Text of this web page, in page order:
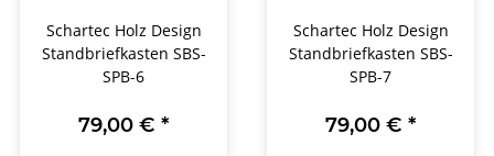
Schartec Holz Design
Standbriefkasten SBS-
SPB-6
79,00 € *
Schartec Holz Design
Standbriefkasten SBS-
SPB-7
79,00 € *